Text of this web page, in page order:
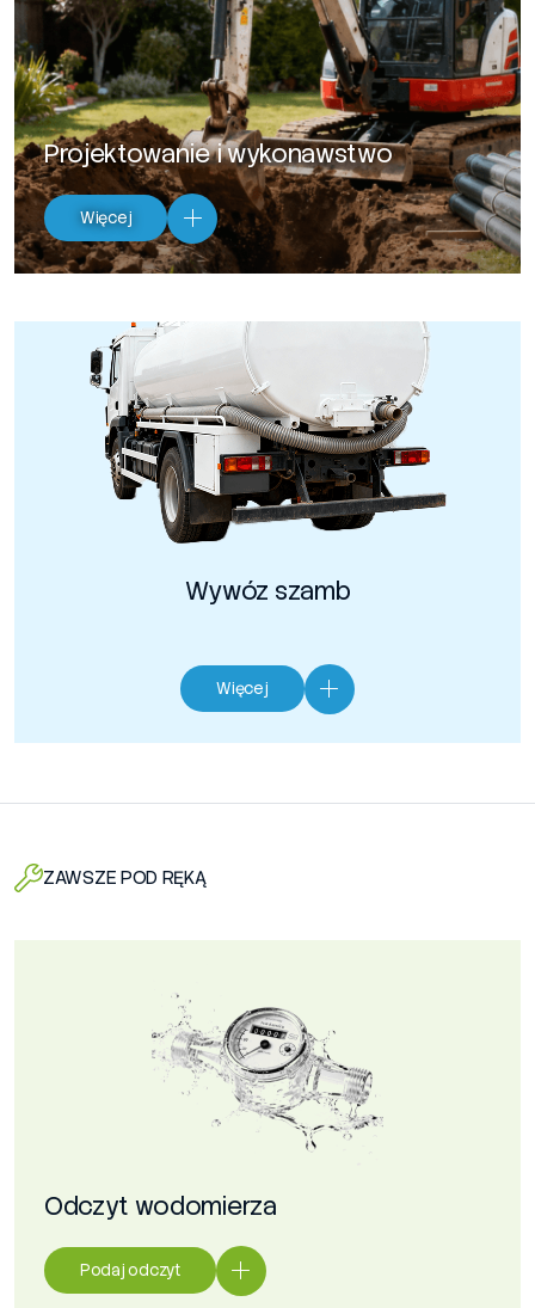
Projektowanie i wykonawstwo
Więcej
Wywóz szamb
Więcej
ZAWSZE POD RĘKĄ
Odczyt wodomierza
Podaj odczyt